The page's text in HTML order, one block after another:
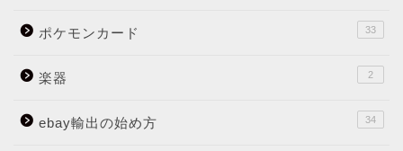
ポケモンカード 33
楽器 2
ebay輸出の始め方 34